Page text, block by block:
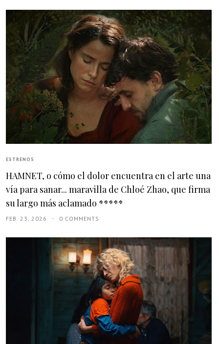
ESTRENOS
HAMNET, o cómo el dolor encuentra en el arte una
vía para sanar... maravilla de Chloé Zhao, que firma
su largo más aclamado *****
FEB. 23, 2026 0 COMMENTS